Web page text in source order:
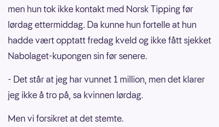
men hun tok ikke kontakt med Norsk Tipping før
lørdag ettermiddag. Da kunne hun fortelle at hun
hadde vært opptatt fredag kveld og ikke fått sjekket
Nabolaget-kupongen sin før senere.
- Det står at jeg har vunnet 1 million, men det klarer
jeg ikke å tro på, sa kvinnen lørdag.
Men vi forsikret at det stemte.